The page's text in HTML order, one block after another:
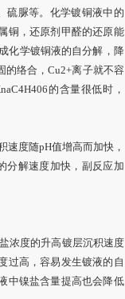
硫脲等。化学镀铜液中的
铜，还原剂甲醛的还原能
化学镀铜液的自分解，降
的络合，Cu2+离子就不容
的含量很低时，
度随pH值增高而加快，
分解速度加快，副反应加
浓度的升高镀层沉积速度
过高，容易发生镀液的自
中镍盐含量提高也会降低